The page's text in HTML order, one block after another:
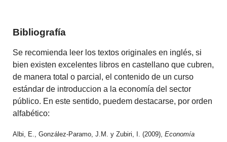
Bibliografía
Se recomienda leer los textos originales en inglés, si
bien existen excelentes libros en castellano que cubren,
de manera total o parcial, el contenido de un curso
estándar de introduccion a la economía del sector
público. En este sentido, puedem destacarse, por orden
alfabético:
Albi, E., González-Paramo, J.M. y Zubiri, I. (2009),Economía